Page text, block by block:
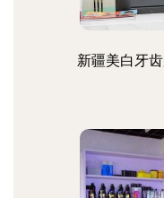
新疆美白牙